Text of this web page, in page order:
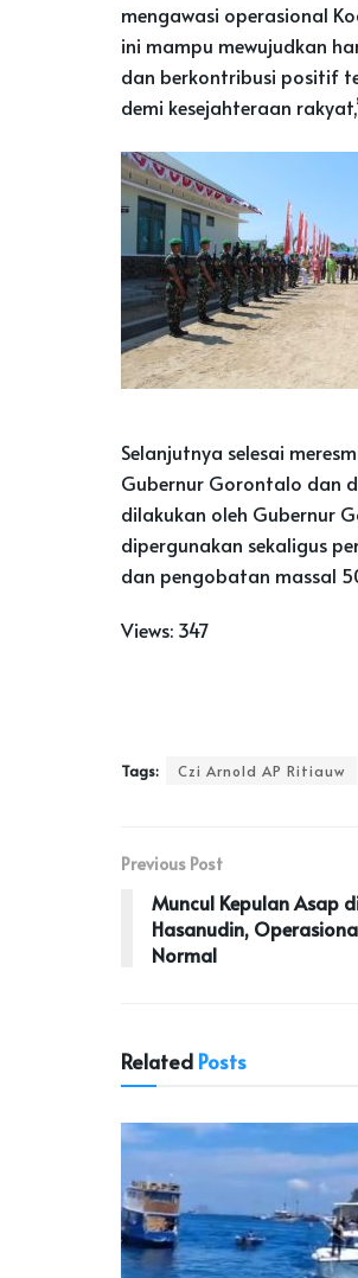
mengawasi operasional
ini mampu mewujudkan
dan berkontribusi positif
demi kesejahteraan
Selanjutnya selesai
Gubernur Gorontalo dan
dilakukan oleh Gubernur
dipergunakan sekaligus
dan pengobatan massal
Views: 347
Tags: Czi Arnold AP Ritiauw
Previous Post
Muncul Kepulan Asap
Hasanudin,
Normal
Related Posts